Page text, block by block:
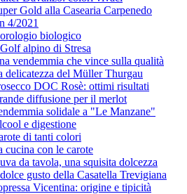
Gold alla Casearia Carpenedo
4/2021
biologico
alpino di Stresa
vendemmia che vince sulla qualità
delicatezza del Müller Thurgau
DOC Rosè: ottimi risultati
diffusione per il merlot
solidale a "Le Manzane"
e digestione
di tanti colori
cucina con le carote
da tavola, una squisita dolcezza
gusto della Casatella Trevigiana
Vicentina: origine e tipicità